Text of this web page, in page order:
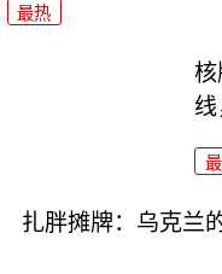
最热
核
线
扎胖摊牌：乌克兰